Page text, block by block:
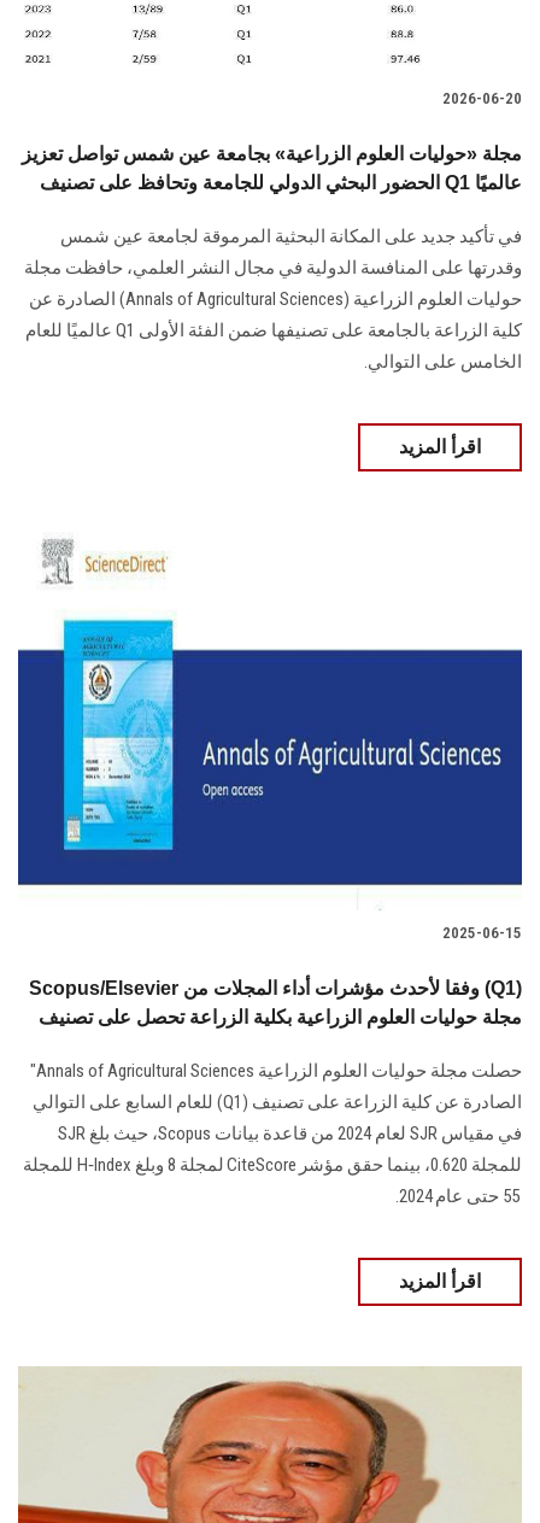
الدراسات العليا
الموظفون
الزائـرون
سجل الان
2026-06-20
مجلة «حوليات العلوم الزراعية» بجامعة عين شمس تواصل تعزيز
الحضور البحثي الدولي للجامعة وتحافظ على تصنيف Q1 عالميًا
في تأكيد جديد على المكانة البحثية المرموقة لجامعة عين شمس
وقدرتها على المنافسة الدولية في مجال النشر العلمي، حافظت مجلة
حوليات العلوم الزراعية (Annals of Agricultural Sciences) الصادرة عن
كلية الزراعة بالجامعة على تصنيفها ضمن الفئة الأولى Q1 عالميًا للعام
الخامس على التوالي.
اقرأ المزيد
2025-06-15
Scopus/Elsevier وفقا لأحدث مؤشرات أداء المجلات من (Q1)
مجلة حوليات العلوم الزراعية بكلية الزراعة تحصل على تصنيف
حصلت مجلة حوليات العلوم الزراعية Annals of Agricultural Sciences"
الصادرة عن كلية الزراعة على تصنيف (Q1) للعام السابع على التوالي
في مقياس SJR لعام 2024 من قاعدة بيانات Scopus، حيث بلغ SJR
للمجلة 0.620، بينما حقق مؤشر CiteScore لمجلة 8 وبلغ H‑Index للمجلة
اقرأ المزيد